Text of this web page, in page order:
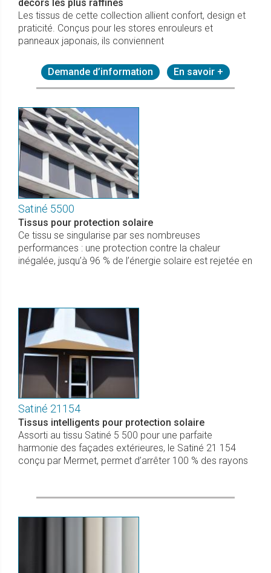
décors les plus raffinés
Les tissus de cette collection allient confort, design et
praticité. Conçus pour les stores enrouleurs et
panneaux japonais, ils conviennent
Demande d’information En savoir +
Satiné 5500
Tissus pour protection solaire
Ce tissu se singularise par ses nombreuses
performances : une protection contre la chaleur
inégalée, jusqu’à 96 % de l’énergie solaire est rejetée en
Satiné 21154
Tissus intelligents pour protection solaire
Assorti au tissu Satiné 5 500 pour une parfaite
harmonie des façades extérieures, le Satiné 21 154
conçu par Mermet, permet d’arrêter 100 % des rayons